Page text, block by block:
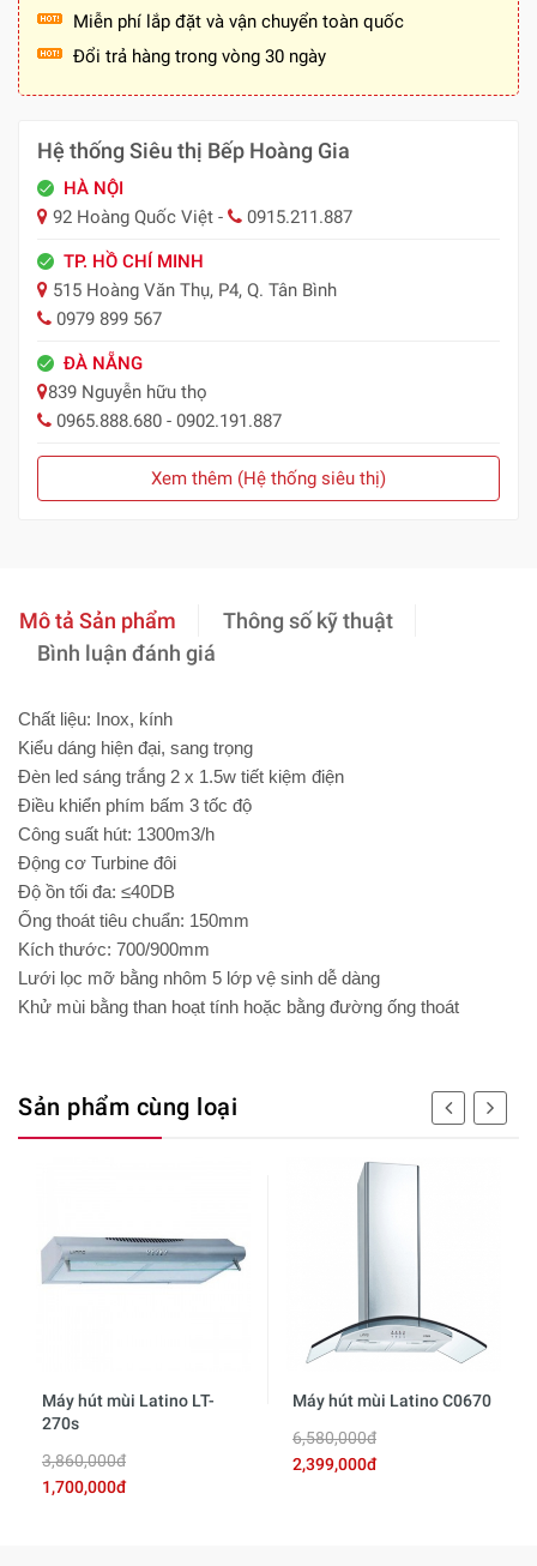
Miễn phí lắp đặt và vận chuyển toàn quốc
Đổi trả hàng trong vòng 30 ngày
Hệ thống Siêu thị Bếp Hoàng Gia
HÀ NỘI
92 Hoàng Quốc Việt -
0915.211.887
TP. HỒ CHÍ MINH
515 Hoàng Văn Thụ, P4, Q. Tân Bình
0979 899 567
ĐÀ NẴNG
839 Nguyễn hữu thọ
0965.888.680 - 0902.191.887
Xem thêm (Hệ thống siêu thị)
Mô tả Sản phẩm
Thông số kỹ thuật
Bình luận đánh giá
Chất liệu: Inox, kính
Kiểu dáng hiện đại, sang trọng
Đèn led sáng trắng 2 x 1.5w tiết kiệm điện
Điều khiển phím bấm 3 tốc độ
Công suất hút: 1300m3/h
Động cơ Turbine đôi
Độ ồn tối đa: ≤40DB
Ống thoát tiêu chuẩn: 150mm
Kích thước: 700/900mm
Lưới lọc mỡ bằng nhôm 5 lớp vệ sinh dễ dàng
Khử mùi bằng than hoạt tính hoặc bằng đường ống thoát
Sản phẩm cùng loại
Máy hút mùi Latino LT-
270s
3,860,000đ
1,700,000đ
Máy hút mùi Latino C0670
6,580,000đ
2,399,000đ